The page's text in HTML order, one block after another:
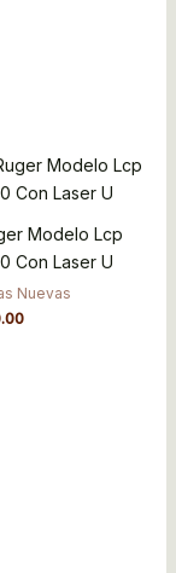
Modelo Lcp
Con Laser U
Nuevas